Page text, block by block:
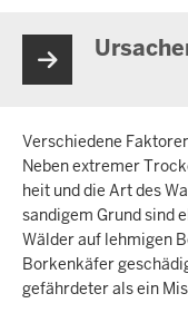
Verschiedene
Neben extremer
heit und die Art des
sandigem Grund sind
Wälder auf lehmigen
Borkenkäfer
gefährdeter als ein